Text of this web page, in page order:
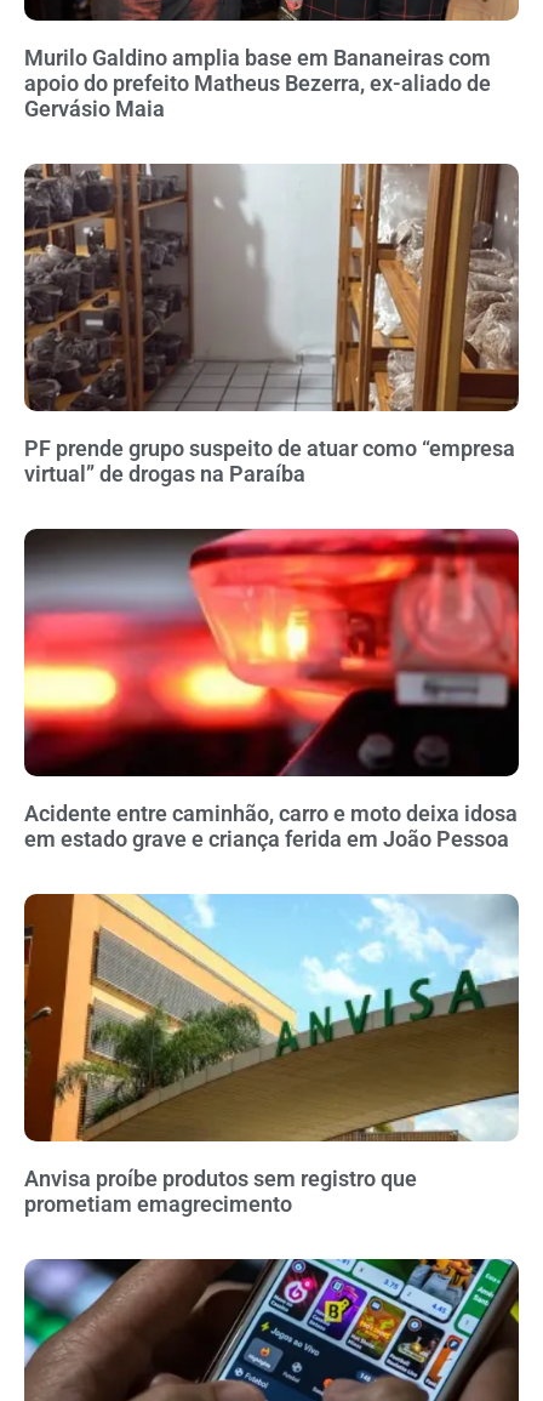
Murilo Galdino amplia base em Bananeiras com
apoio do prefeito Matheus Bezerra, ex-aliado de
Gervásio Maia
PF prende grupo suspeito de atuar como “empresa
virtual” de drogas na Paraíba
Acidente entre caminhão, carro e moto deixa idosa
em estado grave e criança ferida em João Pessoa
Anvisa proíbe produtos sem registro que
prometiam emagrecimento